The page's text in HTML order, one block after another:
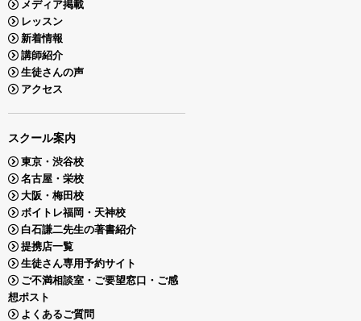
メディア掲載
レッスン
新着情報
講師紹介
生徒さんの声
アクセス
スクール案内
東京・渋谷校
名古屋・栄校
大阪・梅田校
ボイトレ福岡・天神校
白石謙二先生の著書紹介
提携店一覧
生徒さん専用予約サイト
ご不満相談室・ご要望窓口・ご感
想ポスト
よくあるご質問